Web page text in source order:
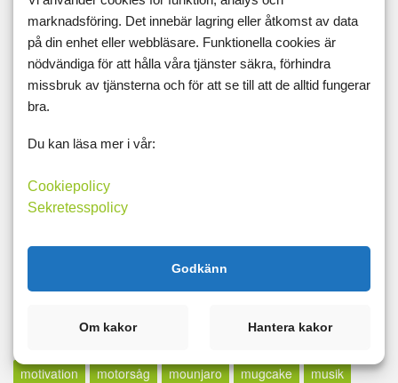
lax
lcd LCHF lchp lchq leangains less
lfd
likör
lillfinger livet livskvalité livspussel
löpband
löpning
lopp löpskytte lösningar lucia
lugn
mammaträning
mässa
mat Matdagboken
mått
md mello mental träning metallica
middag
motivation
motorsåg mounjaro mugcake
musik
marknadsföring. Det innebär lagring eller åtkomst av data
på din enhet eller webbläsare. Funktionella cookies är
nödvändiga för att hålla våra tjänster säkra, förhindra
missbruk av tjänsterna och för att se till att de alltid fungerar
bra.
Du kan läsa mer i vår:
Cookiepolicy
Sekretesspolicy
Godkänn
Om kakor Hantera kakor